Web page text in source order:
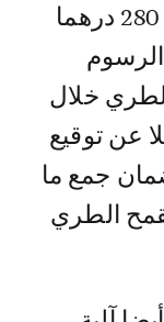
الموجه للمطاحن الصناعية في 280 درهما
خلال
2026، فضلا عن توقيع
جمع ما
القمح الطري